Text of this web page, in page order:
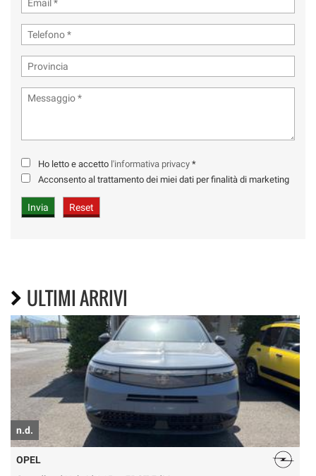
Ho letto e accetto l'informativa privacy *
Acconsento al trattamento dei miei dati per finalità di marketing
ULTIMI ARRIVI
n.d.
OPEL